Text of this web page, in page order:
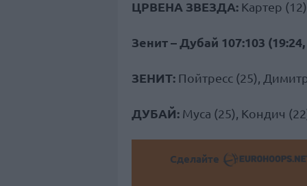
ЦРВЕНА ЗВЕЗДА: Картер
Зенит – Дубай 107:103 (19:24,
ЗЕНИТ: Пойтресс (25),
ДУБАЙ: Муса (25), Кондич
Сделайте